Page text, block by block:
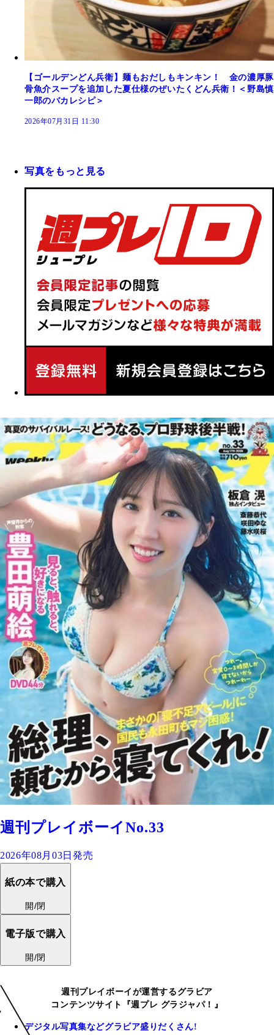
【ゴールデンどん兵衛】麺もおだしもキンキン！ 金の濃厚豚
骨魚介スープを追加した夏仕様のぜいたくどん兵衛！＜野島慎
一郎のバカレシピ＞
2026年07月31日 11:30
写真をもっと見る
週刊プレイボーイNo.33
2026年08月03日発売
紙の本で購入
開/閉
電子版で購入
開/閉
週刊プレイボーイが運営するグラビア
コンテンツサイト『週プレ グラジャパ！』
デジタル写真集などグラビア盛りだくさん!